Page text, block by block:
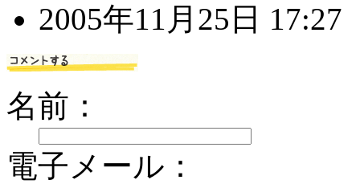
2005年11月25日 17:27
名前：
電子メール：